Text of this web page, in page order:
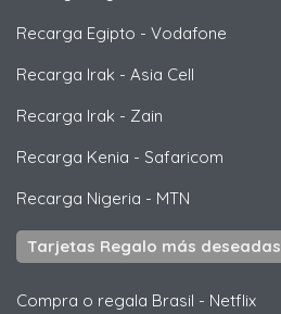
Recarga Egipto - Vodafone
Recarga Irak - Asia Cell
Recarga Irak - Zain
Recarga Kenia - Safaricom
Recarga Nigeria - MTN
Tarjetas Regalo más deseadas
Compra o regala Brasil - Netflix